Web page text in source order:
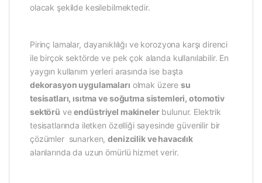
olacak şekilde kesilebilmektedir.
Pirinç lamalar, dayanıklılığı ve korozyona karşı direnci
ile birçok sektörde ve pek çok alanda kullanılabilir. En
yaygın kullanım yerleri arasında ise başta
dekorasyon uygulamaları olmak üzere su
tesisatları, ısıtma ve soğutma sistemleri, otomotiv
sektörü veendüstriyel makinelerbulunur. Elektrik
tesisatlarında iletken özelliği sayesinde güvenilir bir
çözümler sunarken,denizcilik ve havacılık
alanlarında da uzun ömürlü hizmet verir.